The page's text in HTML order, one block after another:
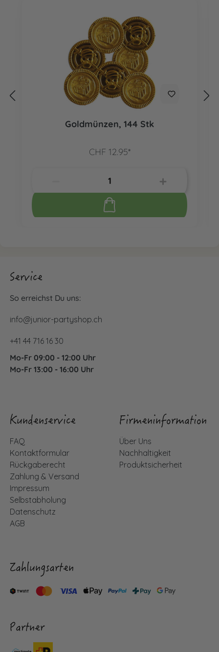
Goldmünzen, 144 Stk
CHF 12.95*
Service
So erreichst Du uns:
info@junior-partyshop.ch
+41 44 716 16 30
Mo-Fr 09:00 - 12:00 Uhr
Mo-Fr 13:00 - 16:00 Uhr
Kundenservice
FAQ
Kontaktformular
Rückgaberecht
Zahlung & Versand
Impressum
Selbstabholung
Datenschutz
AGB
Firmeninformation
Über Uns
Nachhaltigkeit
Produktsicherheit
Zahlungsarten
Partner